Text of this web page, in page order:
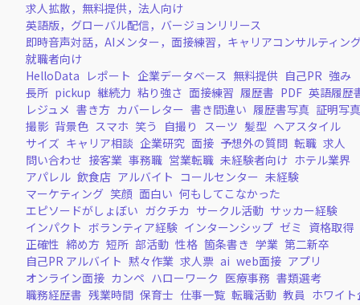
求人拡散，無料提供，法人向け
英語版，グローバル配信，バージョンリリース
即時音声対話，AIメンター，面接練習，キャリアコンサルティン
就職者向け
HelloData レポート 企業データベース 無料提供 自己PR 強み
長所 pickup 継続力 粘り強さ 面接練習 履歴書 PDF 英語履歴
レジュメ 書き方 カバーレター 書き間違い 履歴書写真 証明写真
撮影 背景色 スマホ 笑う 自撮り スーツ 髪型 ヘアスタイル
サイズ キャリア相談 企業研究 面接 予想外の質問 転職 求人
問い合わせ 接客業 事務職 営業転職 未経験者向け ホテル業界
アパレル 飲食店 アルバイト コールセンター 未経験
マーケティング 笑顔 面白い 何もしてこなかった
エピソードがしょぼい ガクチカ サークル活動 サッカー経験
インパクト ボランティア経験 インターンシップ ゼミ 資格取得
正確性 締め方 短所 部活動 性格 箇条書き 学業 第二新卒
自己PR アルバイト 黙々作業 求人票 ai web面接 アプリ
オンライン面接 カンペ ハローワーク 医療事務 書類選考
職務経歴書 残業時間 保育士 仕事一覧 転職活動 教員 ホワイ